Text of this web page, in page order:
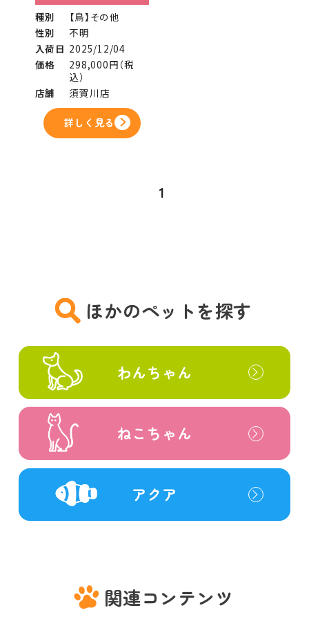
種別
【鳥】その他
性別
不明
入荷日 2025/12/04
価格
298,000円（税
込）
店舗
須賀川店
詳しく見る
1
ほかのペットを探す
わんちゃん
ねこちゃん
アクア
関連コンテンツ